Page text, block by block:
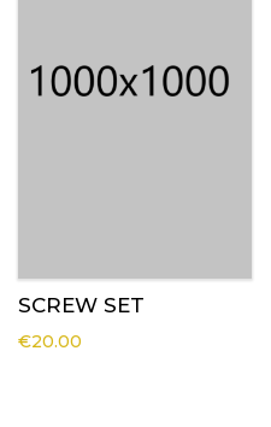
SCREW SET
€20.00